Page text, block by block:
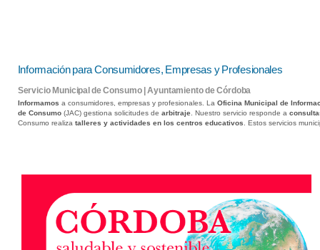
Información para Consumidores, Empresas y Profesionales
Servicio Municipal de Consumo | Ayuntamiento de Córdoba
Informamos a consumidores, empresas y profesionales. La Oficina Municipal de
de Consumo(JAC) gestiona solicitudes de arbitraje. Nuestro servicio responde a
Consumo realiza talleres y actividades en los centros educativos . Estos servicios